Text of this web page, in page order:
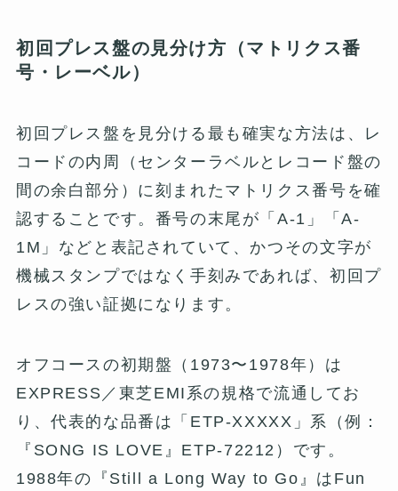
初回プレス盤の見分け方（マトリクス番
号・レーベル）
初回プレス盤を見分ける最も確実な方法は、レ
コードの内周（センターラベルとレコード盤の
間の余白部分）に刻まれたマトリクス番号を確
認することです。番号の末尾が「A-1」「A-
1M」などと表記されていて、かつその文字が
機械スタンプではなく手刻みであれば、初回プ
レスの強い証拠になります。
オフコースの初期盤（1973〜1978年）は
EXPRESS／東芝EMI系の規格で流通してお
り、代表的な品番は「ETP-XXXXX」系（例：
『SONG IS LOVE』ETP-72212）です。
1988年の『Still a Long Way to Go』はFun